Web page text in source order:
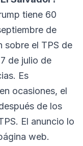
tiene 60
de
sobre el TPS de
de julio de
Es
ocasiones, el
de los
El anuncio lo
web.